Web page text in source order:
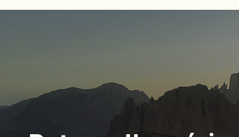
ARMÉNIE